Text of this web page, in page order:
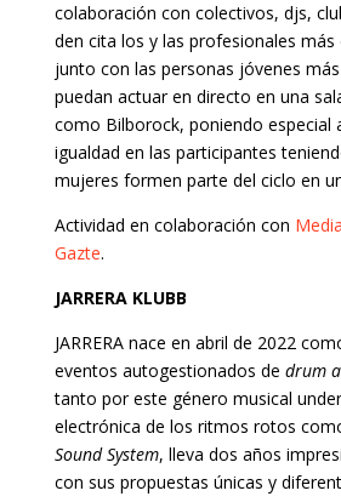
colaboración con colectivos, djs,
den cita los y las profesionales más
junto con las personas jóvenes
puedan actuar en directo en una
como Bilborock, poniendo especial
igualdad en las participantes
mujeres formen parte del ciclo en
Actividad en colaboración con
Gazte.
JARRERA KLUBB
JARRERA nace en abril de 2022
eventos autogestionados de drum
tanto por este género musical
electrónica de los ritmos rotos
Sound System, lleva dos años
con sus propuestas únicas y